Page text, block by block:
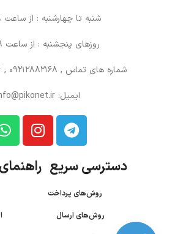
شنبه تا چهارشنبه : از ساعت 9 تا 18
روزهای پنجشنبه : از ساعت 9 تا 14
شماره های تماس , 09212882168 , 09352266546
ایمیل: info@pikonet.ir
دسترسی سریع
روش‌های پرداخت
روش‌های ارسال